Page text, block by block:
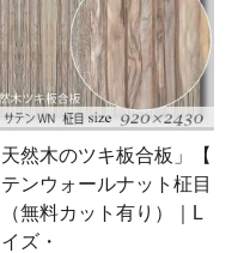
天然木のツキ板合板」【
ンウォールナット柾目
（無料カット有り）｜L
ズ・